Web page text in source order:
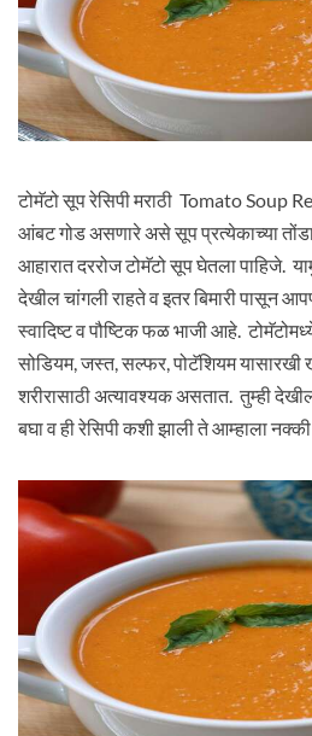
टोमॅटो सूप रेसिपी मराठी Tomato Soup
आंबट गोड असणारे असे सूप प्रत्येकाच्या
आहारात दररोज टोमॅटो सूप घेतला पाहिजे.
देखील चांगली राहते व इतर बिमारी पासून
स्वादिष्ट व पौष्टिक फळ भाजी आहे.
सोडियम, जस्त, सल्फर, पोटॅशियम
शरीरासाठी अत्यावश्यक असतात. तुम्ही
बघा व ही रेसिपी कशी झाली ते आम्हाला